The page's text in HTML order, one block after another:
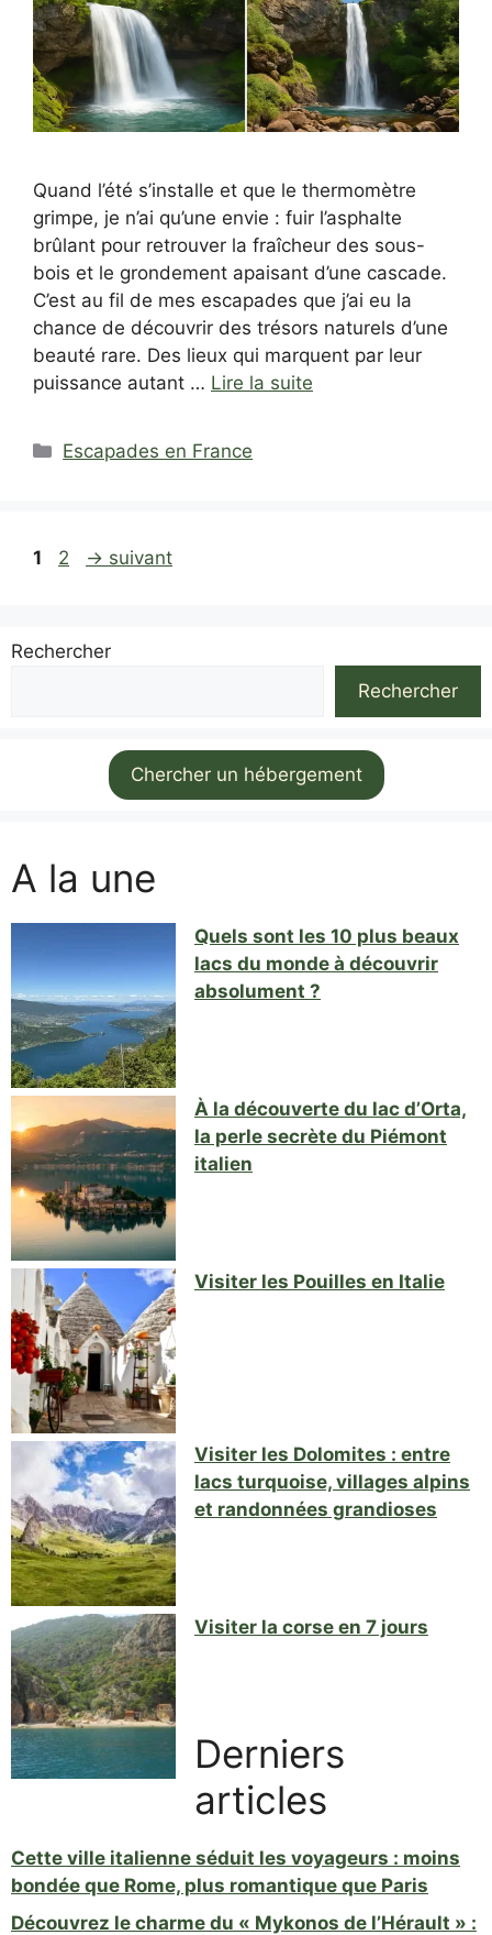
Quand l’été s’installe et que le thermomètre
grimpe, je n’ai qu’une envie : fuir l’asphalte
brûlant pour retrouver la fraîcheur des sous-
bois et le grondement apaisant d’une cascade.
C’est au fil de mes escapades que j’ai eu la
chance de découvrir des trésors naturels d’une
beauté rare. Des lieux qui marquent par leur
puissance autant … Lire la suite
Catégories
Escapades en France
Page
1 Page
2 → suivant
Rechercher
Rechercher
Chercher un hébergement
A la une
Quels sont les 10 plus beaux
lacs du monde à découvrir
absolument ?
À la découverte du lac d’Orta,
la perle secrète du Piémont
italien
Visiter les Pouilles en Italie
Visiter les Dolomites : entre
lacs turquoise, villages alpins
et randonnées grandioses
Visiter la corse en 7 jours
Derniers
articles
Cette ville italienne séduit les voyageurs : moins
bondée que Rome, plus romantique que Paris
Découvrez le charme du « Mykonos de l’Hérault » :